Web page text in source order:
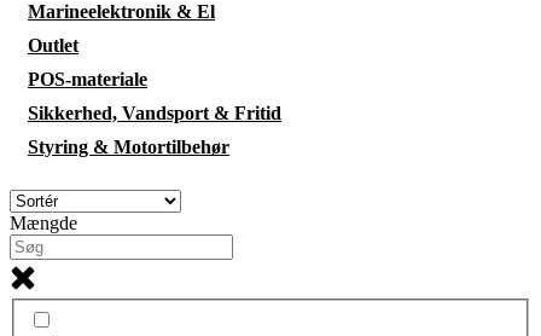
Marineelektronik & El
Outlet
POS-materiale
Sikkerhed, Vandsport & Fritid
Styring & Motortilbehør
Mængde